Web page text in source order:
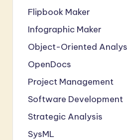
Flipbook Maker
Infographic Maker
Object-Oriented
OpenDocs
Project Management
Software Development
Strategic Analysis
SysML